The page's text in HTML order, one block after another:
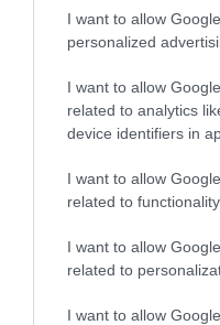
I want to allow
personalized
I want to allow
related to analytics
device identifiers in
I want to allow
related to
I want to allow
related to
I want to allow
Roma, 16 nov – A
sfilare le “curvy”, termine …